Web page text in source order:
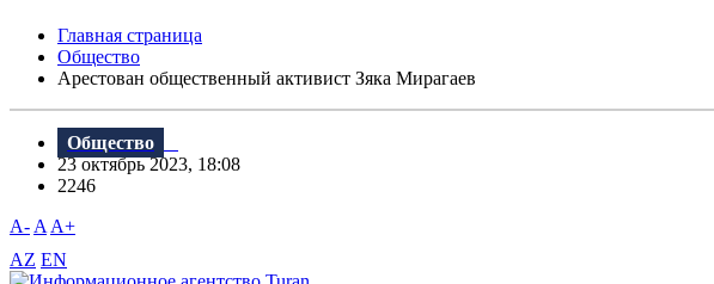
Главная страница
Общество
Арестован общественный активист Зяка Мирагаев
Общество
23 октябрь 2023, 18:08
2246
A- A A+
AZ EN